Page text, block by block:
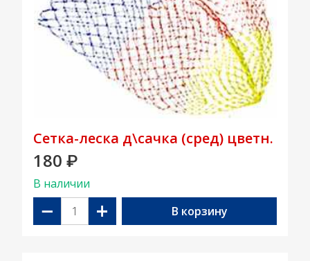
Сетка-леска д\сачка (сред) цветн.
180 ₽
В наличии
− + В корзину